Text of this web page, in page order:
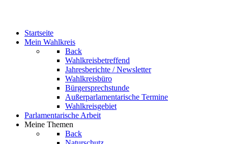
Startseite
Mein Wahlkreis
Back
Wahlkreisbetreffend
Jahresberichte / Newsletter
Wahlkreisbüro
Bürgersprechstunde
Außerparlamentarische Termine
Wahlkreisgebiet
Parlamentarische Arbeit
Meine Themen
Back